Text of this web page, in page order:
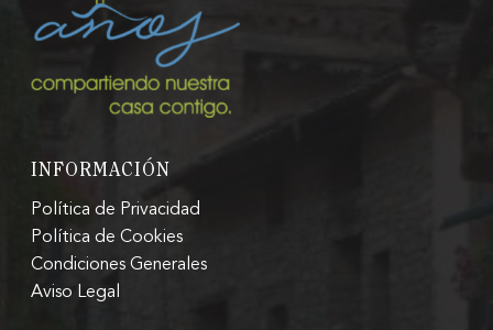
INFORMACIÓN
Política de Privacidad
Política de Cookies
Condiciones Generales
Aviso Legal